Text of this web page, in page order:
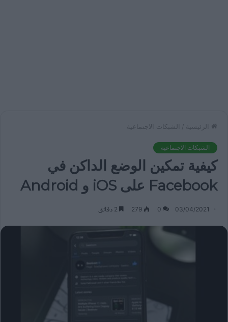
الرئيسية / الشبكات الاجتماعية
الشبكات الاجتماعية
كيفية تمكين الوضع الداكن في
Facebook على iOS و Android
03/04/2021
0
279